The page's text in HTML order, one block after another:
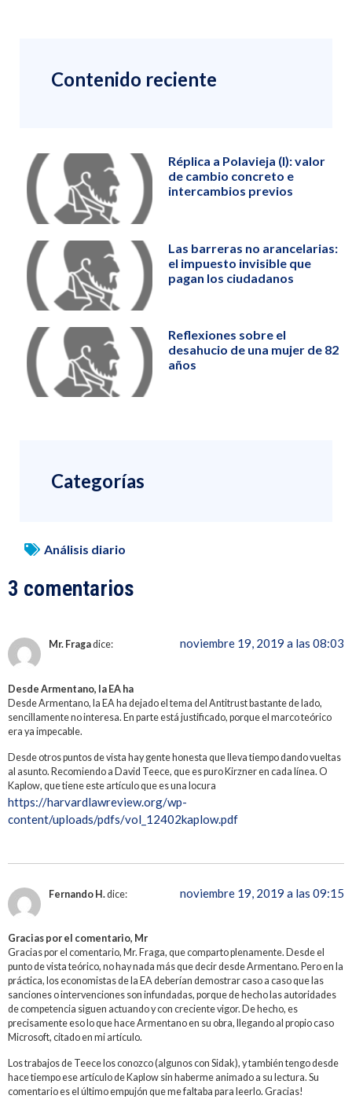
Contenido reciente
Réplica a Polavieja (I): valor
de cambio concreto e
intercambios previos
Las barreras no arancelarias:
el impuesto invisible que
pagan los ciudadanos
Reflexiones sobre el
desahucio de una mujer de 82
años
Categorías
Análisis diario
3 comentarios
Mr. Fragadice: noviembre 19, 2019 a las 08:03
Desde Armentano, la EA ha
Desde Armentano, la EA ha dejado el tema del Antitrust bastante de lado,
sencillamente no interesa. En parte está justificado, porque el marco teórico
era ya impecable.
Desde otros puntos de vista hay gente honesta que lleva tiempo dando vueltas
al asunto. Recomiendo a David Teece, que es puro Kirzner en cada línea. O
Kaplow, que tiene este artículo que es una locura
https://harvardlawreview.org/wp-
content/uploads/pdfs/vol_12402kaplow.pdf
Fernando H.dice: noviembre 19, 2019 a las 09:15
Gracias por el comentario, Mr
Gracias por el comentario, Mr. Fraga, que comparto plenamente. Desde el
punto de vista teórico, no hay nada más que decir desde Armentano. Pero en la
práctica, los economistas de la EA deberían demostrar caso a caso que las
sanciones o intervenciones son infundadas, porque de hecho las autoridades
de competencia siguen actuando y con creciente vigor. De hecho, es
precisamente eso lo que hace Armentano en su obra, llegando al propio caso
Microsoft, citado en mi artículo.
Los trabajos de Teece los conozco (algunos con Sidak), y también tengo desde
hace tiempo ese artículo de Kaplow sin haberme animado a su lectura. Su
comentario es el último empujón que me faltaba para leerlo. Gracias!